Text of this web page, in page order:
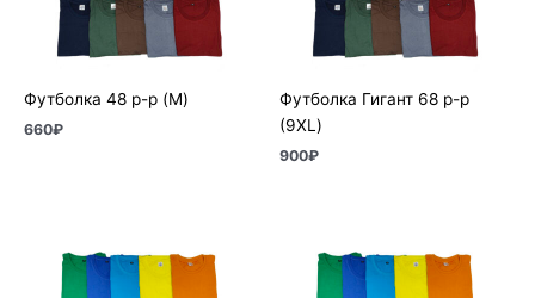
Футболка 48 р-р (M)
660₽
Футболка Гигант 68 р-р
(9XL)
900₽